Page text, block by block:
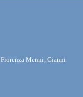
Fiorenza Menni, Gianni